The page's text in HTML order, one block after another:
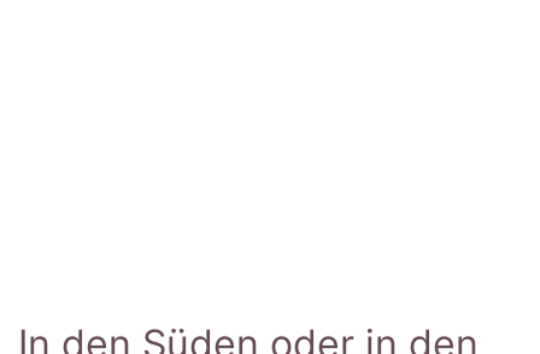
In den Süden oder in den